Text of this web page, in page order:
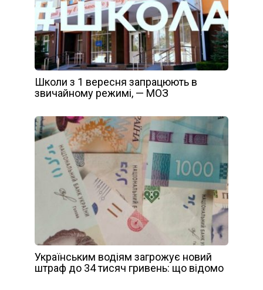
Школи з 1 вересня запрацюють в
звичайному режимі, — МОЗ
Українським водіям загрожує новий
штраф до 34 тисяч гривень: що відомо